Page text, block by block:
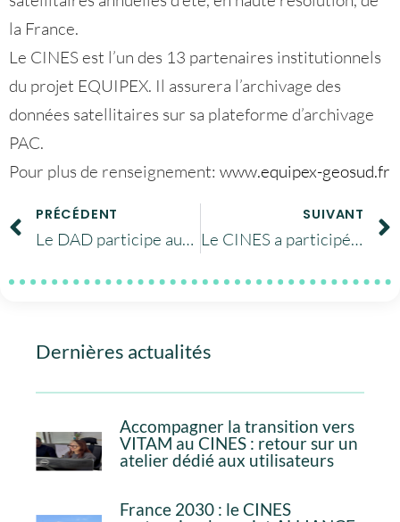
la France.
Le CINES est l’un des 13 partenaires institutionnels
du projet EQUIPEX. Il assurera l’archivage des
données satellitaires sur sa plateforme d’archivage
PAC.
Pour plus de renseignement: www.equipex-geosud.fr
PRÉCÉDENT
Le DAD participe aux journées ICA SUV 2014
SUIVANT
Le CINES a participé aux conférences RDA, EUDAT et DSA du 22 au 25 sept 2014 à Amsterdam
Dernières actualités
Accompagner la transition vers
VITAM au CINES : retour sur un
atelier dédié aux utilisateurs
France 2030 : le CINES